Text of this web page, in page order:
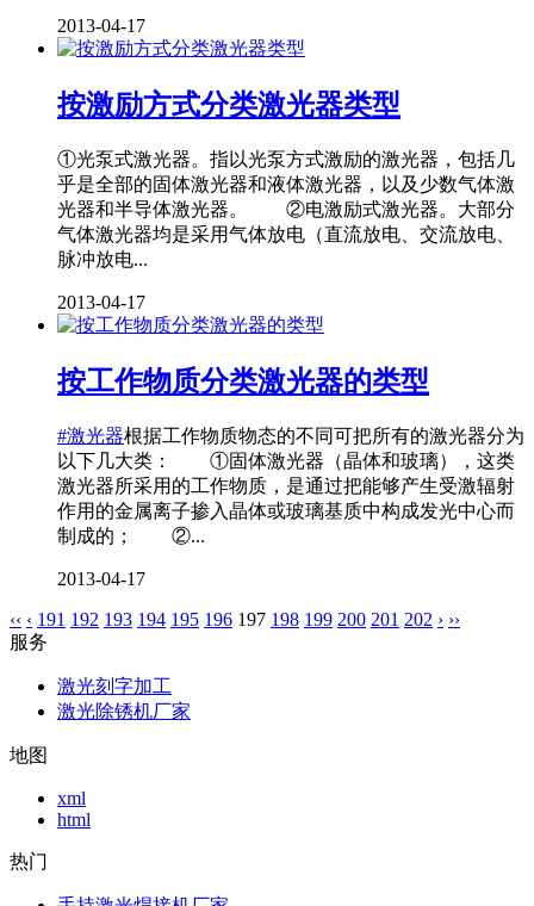
2013-04-17
按激励方式分类激光器类型
①光泵式激光器。指以光泵方式激励的激光器，包括几
乎是全部的固体激光器和液体激光器，以及少数气体激
光器和半导体激光器。 ②电激励式激光器。大部分
气体激光器均是采用气体放电（直流放电、交流放电、
脉冲放电...
2013-04-17
按工作物质分类激光器的类型
#激光器根据工作物质物态的不同可把所有的激光器分为
以下几大类： ①固体激光器（晶体和玻璃），这类
激光器所采用的工作物质，是通过把能够产生受激辐射
作用的金属离子掺入晶体或玻璃基质中构成发光中心而
制成的； ②...
2013-04-17
‹‹ ‹ 191 192 193 194 195 196 197 198 199 200 201 202 › ››
服务
激光刻字加工
激光除锈机厂家
地图
xml
html
热门